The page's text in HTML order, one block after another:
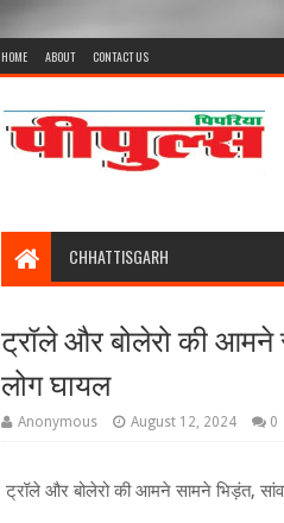
HOME ABOUT CONTACT US
CHHATTISGARH
ट्रॉले और बोलेरो की आमने
लोग घायल
Anonymous August 12, 2024 0
ट्रॉले और बोलेरो की आमने सामने भिड़ंत,